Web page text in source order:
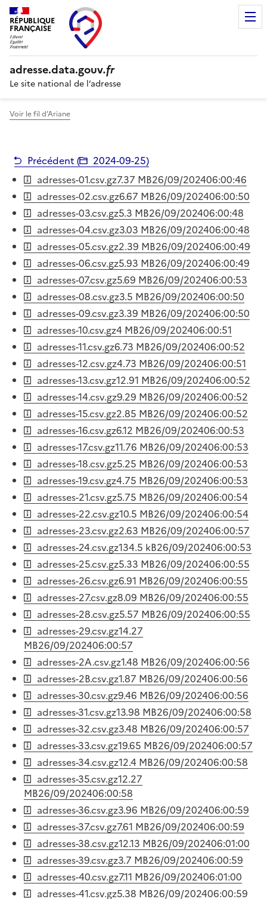
RÉPUBLIQUE
FRANÇAISE
adresse.data.gouv.fr
Le site national de l’adresse
Voir le fil d’Ariane
Précédent ( 2024-09-25)
adresses-01.csv.gz7.37 MB26/09/202406:00:46
adresses-02.csv.gz6.67 MB26/09/202406:00:50
adresses-03.csv.gz5.3 MB26/09/202406:00:48
adresses-04.csv.gz3.03 MB26/09/202406:00:48
adresses-05.csv.gz2.39 MB26/09/202406:00:49
adresses-06.csv.gz5.93 MB26/09/202406:00:49
adresses-07.csv.gz5.69 MB26/09/202406:00:53
adresses-08.csv.gz3.5 MB26/09/202406:00:50
adresses-09.csv.gz3.39 MB26/09/202406:00:50
adresses-10.csv.gz4 MB26/09/202406:00:51
adresses-11.csv.gz6.73 MB26/09/202406:00:52
adresses-12.csv.gz4.73 MB26/09/202406:00:51
adresses-13.csv.gz12.91 MB26/09/202406:00:52
adresses-14.csv.gz9.29 MB26/09/202406:00:52
adresses-15.csv.gz2.85 MB26/09/202406:00:52
adresses-16.csv.gz6.12 MB26/09/202406:00:53
adresses-17.csv.gz11.76 MB26/09/202406:00:53
adresses-18.csv.gz5.25 MB26/09/202406:00:53
adresses-19.csv.gz4.75 MB26/09/202406:00:53
adresses-21.csv.gz5.75 MB26/09/202406:00:54
adresses-22.csv.gz10.5 MB26/09/202406:00:54
adresses-23.csv.gz2.63 MB26/09/202406:00:57
adresses-24.csv.gz134.5 kB26/09/202406:00:53
adresses-25.csv.gz5.33 MB26/09/202406:00:55
adresses-26.csv.gz6.91 MB26/09/202406:00:55
adresses-27.csv.gz8.09 MB26/09/202406:00:55
adresses-28.csv.gz5.57 MB26/09/202406:00:55
adresses-29.csv.gz14.27
MB26/09/202406:00:57
adresses-2A.csv.gz1.48 MB26/09/202406:00:56
adresses-2B.csv.gz1.87 MB26/09/202406:00:56
adresses-30.csv.gz9.46 MB26/09/202406:00:56
adresses-31.csv.gz13.98 MB26/09/202406:00:58
adresses-32.csv.gz3.48 MB26/09/202406:00:57
adresses-33.csv.gz19.65 MB26/09/202406:00:57
adresses-34.csv.gz12.4 MB26/09/202406:00:58
adresses-35.csv.gz12.27
MB26/09/202406:00:58
adresses-36.csv.gz3.96 MB26/09/202406:00:59
adresses-37.csv.gz7.61 MB26/09/202406:00:59
adresses-38.csv.gz12.13 MB26/09/202406:01:00
adresses-39.csv.gz3.7 MB26/09/202406:00:59
adresses-40.csv.gz7.11 MB26/09/202406:01:00
adresses-41.csv.gz5.38 MB26/09/202406:00:59